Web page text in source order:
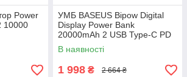
Power
10000
УМБ BASEUS Bipow Digital
Display Power Bank
20000mAh 2 USB Type-C PD
QC 20W 3A Павербанк,
Портативна батарея
В наявності
1 998 ₴ 2 664 ₴